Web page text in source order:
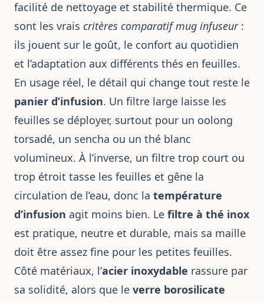
facilité de nettoyage et stabilité thermique. Ce
sont les vrais critères comparatif mug infuseur:
ils jouent sur le goût, le confort au quotidien
et l’adaptation aux différents thés en feuilles.
En usage réel, le détail qui change tout reste le
panier d’infusion. Un filtre large laisse les
feuilles se déployer, surtout pour un oolong
torsadé, un sencha ou un thé blanc
volumineux. À l’inverse, un filtre trop court ou
trop étroit tasse les feuilles et gêne la
circulation de l’eau, donc la température
d’infusion agit moins bien. Le filtre à thé inox
est pratique, neutre et durable, mais sa maille
doit être assez fine pour les petites feuilles.
Côté matériaux, l’acier inoxydable rassure par
sa solidité, alors que le verre borosilicate